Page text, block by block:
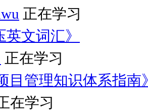
正在学习
英文词汇》
正在学习
目管理知识体系指南
在学习